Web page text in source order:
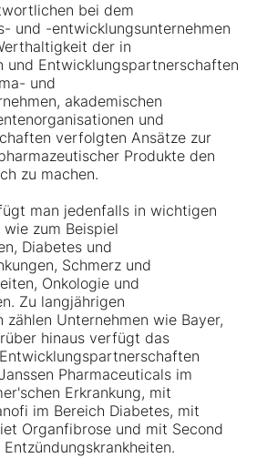
bei dem
und -entwicklungsunternehmen
der in
und Entwicklungspartnerschaften
und
akademischen
und
verfolgten Ansätze zur
Produkte den
zu machen.
man jedenfalls in wichtigen
zum Beispiel
Diabetes und
Schmerz und
Onkologie und
Zu langjährigen
zählen Unternehmen wie Bayer,
hinaus verfügt das
Pharmaceuticals im
Erkrankung, mit
im Bereich Diabetes, mit
Organfibrose und mit Second